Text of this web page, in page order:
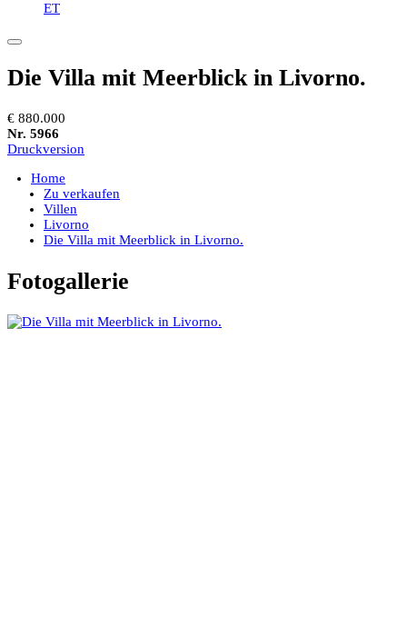
ET
Die Villa mit Meerblick in Livorno.
€ 880.000
Nr. 5966
Druckversion
Home
Zu verkaufen
Villen
Livorno
Die Villa mit Meerblick in Livorno.
Fotogallerie